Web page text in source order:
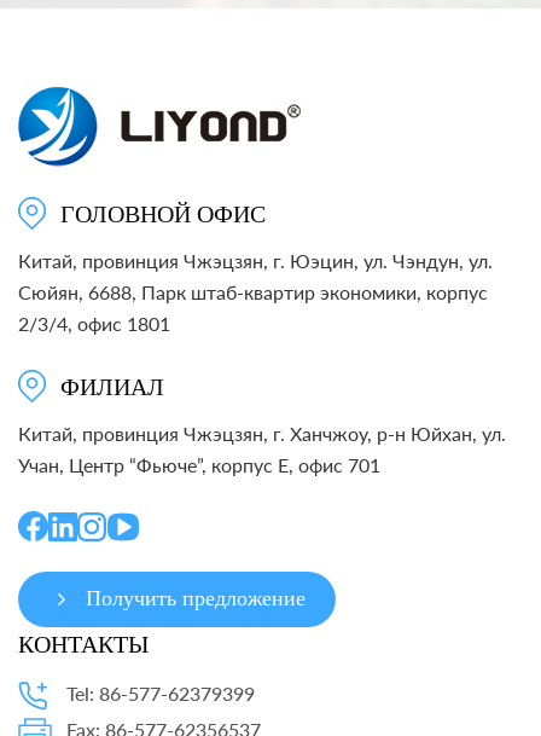
ГОЛОВНОЙ ОФИС
Китай, провинция Чжэцзян, г. Юэцин, ул. Чэндун, ул.
Сюйян, 6688, Парк штаб-квартир экономики, корпус
2/3/4, офис 1801
ФИЛИАЛ
Китай, провинция Чжэцзян, г. Ханчжоу, р-н Юйхан, ул.
Учан, Центр “Фьюче”, корпус E, офис 701
Получить предложение
КОНТАКТЫ
Tel: 86-577-62379399
Fax: 86-577-62356537